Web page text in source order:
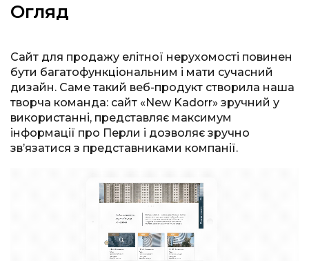
Огляд
Сайт для продажу елітної нерухомості повинен
бути багатофункціональним і мати сучасний
дизайн. Саме такий веб-продукт створила наша
творча команда: сайт «New Kadorr» зручний у
використанні, представляє максимум
інформації про Перли і дозволяє зручно
зв’язатися з представниками компанії.